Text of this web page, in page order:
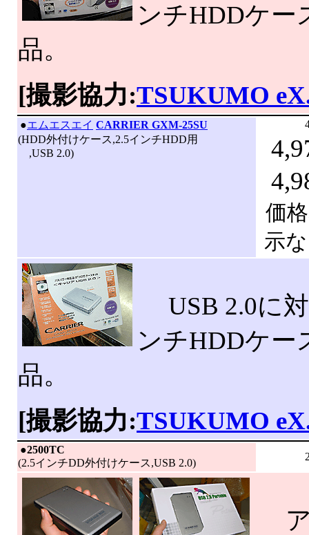
ンチHDDケー
品。
[撮影協力:TSUKUMO
●エムエスエイ CARRIER GXM-25SU
(HDD外付けケース,2.5インチHDD用
,USB 2.0)
価
示
USB 2.0に
ンチHDDケー
品。
[撮影協力:TSUKUMO
●2500TC
(2.5インチDD外付けケース,USB 2.0)
ア